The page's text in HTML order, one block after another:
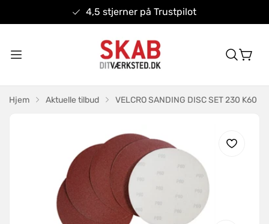
4,5 stjerner på Trustpilot
Hjem Aktuelle tilbud VELCRO SANDING DISC SET 230 K60